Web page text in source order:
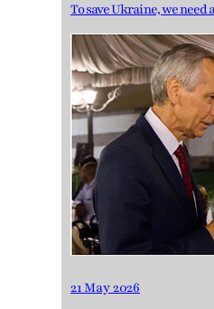
To save Ukraine, we need
21 May 2026